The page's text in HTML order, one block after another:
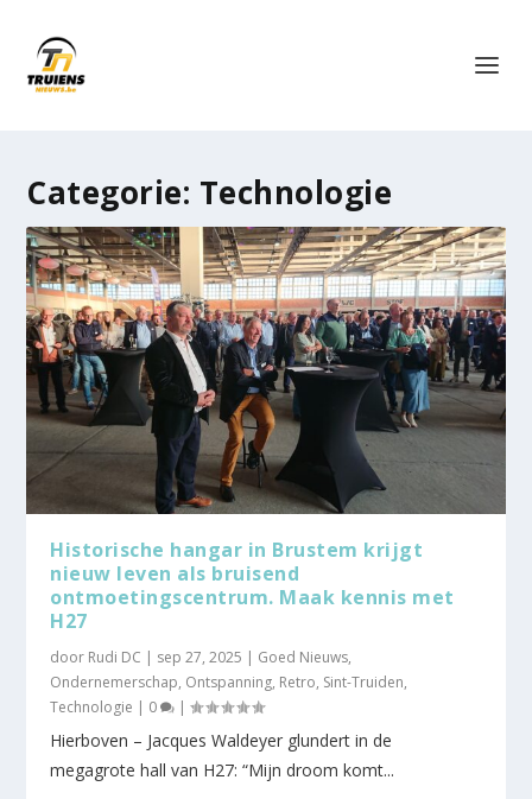
Categorie: Technologie
Historische hangar in Brustem krijgt
nieuw leven als bruisend
ontmoetingscentrum. Maak kennis met
H27
door Rudi DC | sep 27, 2025 | Goed Nieuws,
Ondernemerschap, Ontspanning, Retro, Sint-Truiden,
Technologie | 0 |
Hierboven – Jacques Waldeyer glundert in de
megagrote hall van H27: “Mijn droom komt...